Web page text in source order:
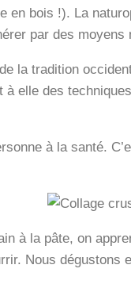
en bois !). La
par des
la tradition
elle des
à la santé.
à la pâte, on
Nous